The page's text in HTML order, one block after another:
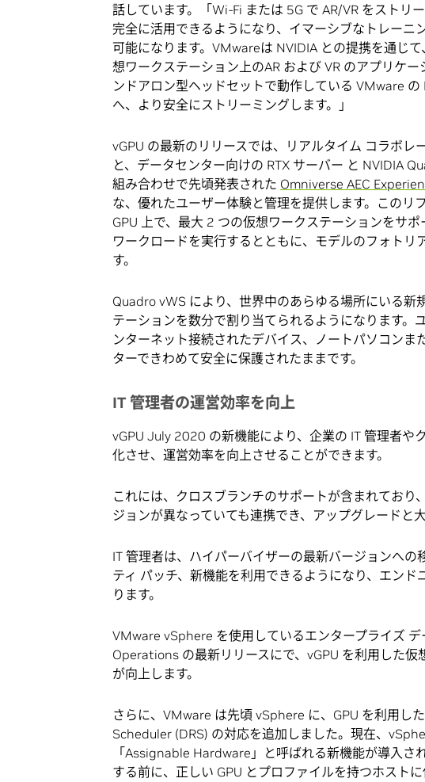
話しています。「Wi-Fi または 5G で AR/VR をストリ
完全に活用できるようになり、イマーシブなトレーニ
可能になります。VMwareは NVIDIA との提携を通じ
想ワークステーション上のAR および VR のアプリケ
ンドアロン型ヘッドセットで動作している VMware
へ、より安全にストリーミングします。」
vGPU の最新のリリースでは、リアルタイム コラボレ
と、データセンター向けの RTX サーバー と NVIDIA
組み合わせで先頃発表された Omniverse AEC
な、優れたユーザー体験と管理を提供します。このリ
GPU 上で、最大 2 つの仮想ワークステーションをサ
ワークロードを実行するとともに、モデルのフォト
す。
Quadro vWS により、世界中のあらゆる場所にいる
テーションを数分で割り当てられるようになります。
ンターネット接続されたデバイス、ノートパソコン
ターできわめて安全に保護されたままです。
IT 管理者の運営効率を向上
vGPU July 2020 の新機能により、企業の IT 管理者や
化させ、運営効率を向上させることができます。
これには、クロスブランチのサポートが含まれており
ジョンが異なっていても連携でき、アップグレードと
IT 管理者は、ハイパーバイザーの最新バージョンへ
ティ パッチ、新機能を利用できるようになり、エン
ります。
VMware vSphere を使用しているエンタープライズ
Operations の最新リリースにで、vGPU を利用した
が向上します。
さらに、VMware は先頃 vSphere に、GPU を利用し
Scheduler (DRS) の対応を追加しました。現在、
「Assignable Hardware」と呼ばれる新機能が導入さ
する前に、正しい GPU とプロファイルを持つホスト